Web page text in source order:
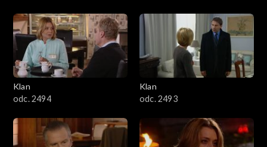
3601–3700
3501–3600
3401–3500
3201–3300
Klan
odc. 2494
Klan
odc. 2493